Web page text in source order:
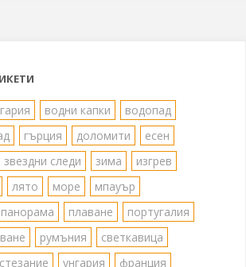
водни капки
водопад
гърция доломити
есен
звездни следи зима
изгрев
лято море
мпауър
панорама плаване
португалия
румъния
светкавица
унгария франция